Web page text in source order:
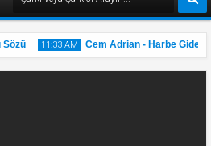
11:33 AM Cem Adrian - Harbe Giden